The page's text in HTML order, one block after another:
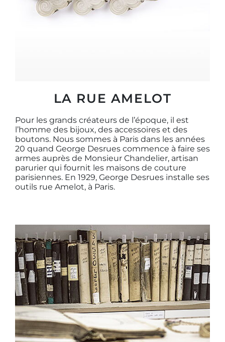
LA RUE AMELOT
Pour les grands créateurs de l’époque, il est
l’homme des bijoux, des accessoires et des
boutons. Nous sommes à Paris dans les années
20 quand George Desrues commence à faire ses
armes auprès de Monsieur Chandelier, artisan
parurier qui fournit les maisons de couture
parisiennes. En 1929, George Desrues installe ses
outils rue Amelot, à Paris.